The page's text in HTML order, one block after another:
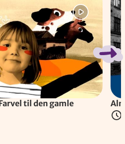
i den nye børnehave,
,Rasmus Stensgaard Madsen
til den gamle